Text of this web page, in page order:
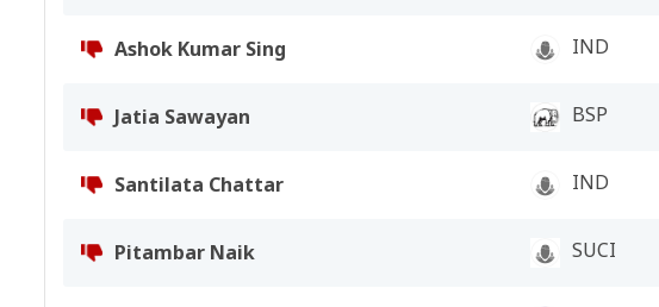
Ashok Kumar Sing IND
Jatia Sawayan BSP
Santilata Chattar IND
Pitambar Naik SUCI